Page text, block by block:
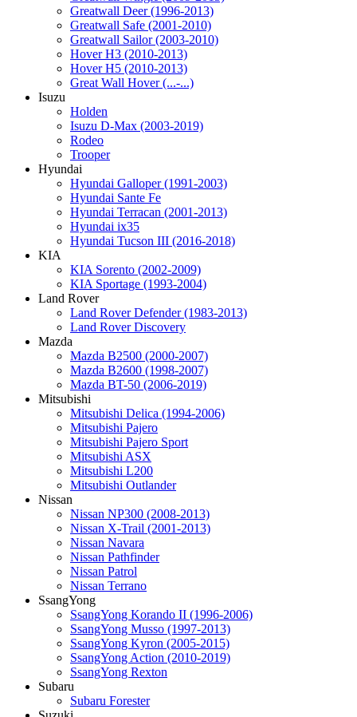
Greatwall Deer (1996-2013)
Greatwall Safe (2001-2010)
Greatwall Sailor (2003-2010)
Hover H3 (2010-2013)
Hover H5 (2010-2013)
Great Wall Hover (...-...)
Isuzu
Holden
Isuzu D-Max (2003-2019)
Rodeo
Trooper
Hyundai
Hyundai Galloper (1991-2003)
Hyundai Sante Fe
Hyundai Terracan (2001-2013)
Hyundai ix35
Hyundai Tucson III (2016-2018)
KIA
KIA Sorento (2002-2009)
KIA Sportage (1993-2004)
Land Rover
Land Rover Defender (1983-2013)
Land Rover Discovery
Mazda
Mazda B2500 (2000-2007)
Mazda B2600 (1998-2007)
Mazda BT-50 (2006-2019)
Mitsubishi
Mitsubishi Delica (1994-2006)
Mitsubishi Pajero
Mitsubishi Pajero Sport
Mitsubishi ASX
Mitsubishi L200
Mitsubishi Outlander
Nissan
Nissan NP300 (2008-2013)
Nissan X-Trail (2001-2013)
Nissan Navara
Nissan Pathfinder
Nissan Patrol
Nissan Terrano
SsangYong
SsangYong Korando II (1996-2006)
SsangYong Musso (1997-2013)
SsangYong Kyron (2005-2015)
SsangYong Action (2010-2019)
SsangYong Rexton
Subaru
Subaru Forester